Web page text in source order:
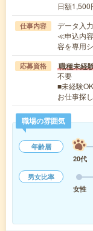
日額
仕事内容
データ入
≪申込内
容を専用
応募資格 職種未経
不要
■未経験
お仕事探
職場の雰囲気
年齢層
20代
男女比率
女性